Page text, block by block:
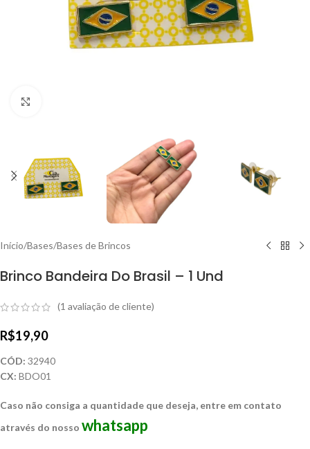
Início/Bases/Bases de Brincos
Brinco Bandeira Do Brasil – 1 Und
(1 avaliação de cliente)
R$19,90
CÓD: 32940
CX: BDO01
Caso não consiga a quantidade que deseja, entre em contato
através do nosso whatsapp